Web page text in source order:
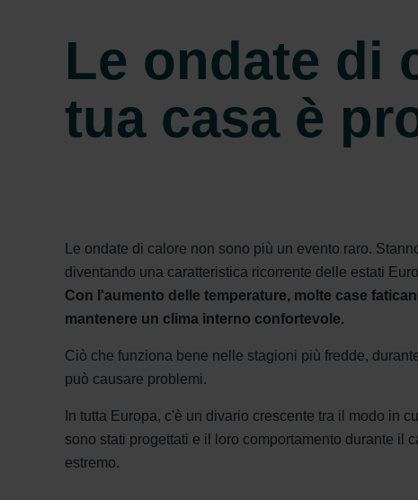
Le ondate di
tua casa è
Le ondate di calore non sono più un evento raro.
diventando una caratteristica ricorrente delle estati
Con l'aumento delle temperature, molte case
mantenere un clima interno confortevole.
Ciò che funziona bene nelle stagioni più fredde,
può causare problemi.
In tutta Europa, c'è un divario crescente tra il modo in
sono stati progettati e il loro comportamento durante il
estremo.